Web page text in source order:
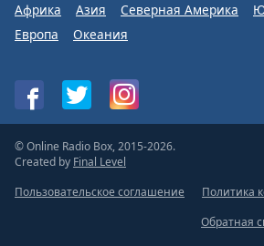
Африка Азия Северная Америка
Европа
Океания
© Online Radio Box, 2015-2026.
Created by Final Level
Пользовательское соглашение
Политика
Обратная